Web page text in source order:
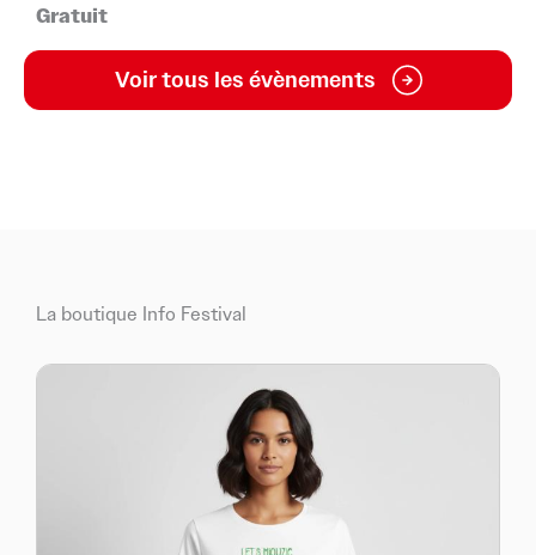
Gratuit
Voir tous les évènements
La boutique Info Festival